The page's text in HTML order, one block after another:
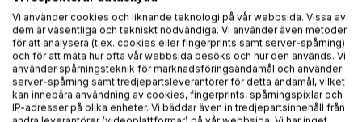
BESKRIVNING
Vi använder cookies och liknande teknologi på vår webbsida. Vissa av
dem är väsentliga och tekniskt nödvändiga. Vi använder även metoder
för att analysera (t.ex. cookies eller fingerprints samt server-spårning)
och för att mäta hur ofta vår webbsida besöks och hur den används. Vi
använder spårningsteknik för marknadsföringsändamål och använder
server-spårning samt tredjepartsleverantörer för detta ändamål, vilket
kan innebära användning av cookies, fingerprints, spårningspixlar och
IP-adresser på olika enheter. Vi bäddar även in tredjepartsinnehåll från